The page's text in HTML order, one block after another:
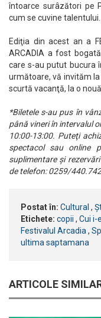
întoarce surâzători pe
cum se cuvine talentului.
Ediţia din acest an a
ARCADIA a fost
care s-au putut bucura
următoare, vă invităm
scurtă vacanţă, la o
*Biletele s-au pus în
până vineri în intervalul
10:00-13:00. Puteţi
spectacol sau online
suplimentare şi
de telefon: 0259/
Postat în: Cultural ,
Etichete: copii , Cui i-
Festivalul Arcadia ,
ultima saptamana
ARTICOLE